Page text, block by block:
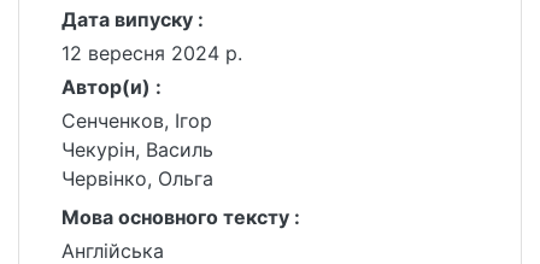
Дата випуску :
12 вересня 2024 р.
Автор(и) :
Сенченков, Ігор
Чекурін, Василь
Червінко, Ольга
Мова основного тексту :
Англійська